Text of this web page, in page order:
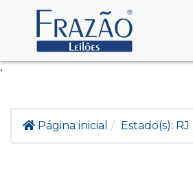
.
Página inicial Estado(s): RJ